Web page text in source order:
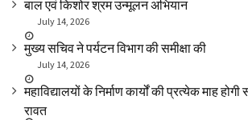
बाल एवं किशोर श्रम उन्मूलन अभियान
July 14, 2026
मुख्य सचिव ने पर्यटन विभाग की समीक्षा की
July 14, 2026
महाविद्यालयों के निर्माण कार्यों की प्रत्येक माह होगी
रावत